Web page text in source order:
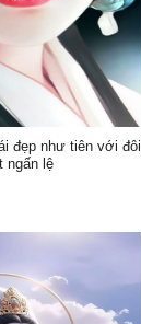
đẹp như tiên với đôi
ngấn lệ